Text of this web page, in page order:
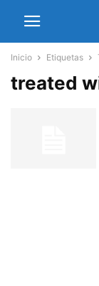
Inicio Etiquetas
treated